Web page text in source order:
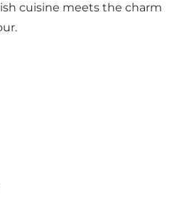
cuisine meets the charm